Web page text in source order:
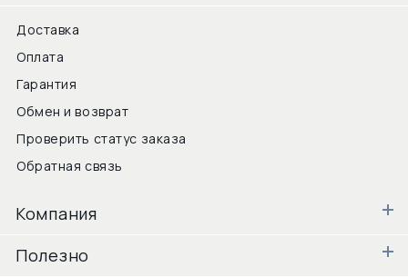
Доставка
Оплата
Гарантия
Обмен и возврат
Проверить статус заказа
Обратная связь
Компания
Полезно